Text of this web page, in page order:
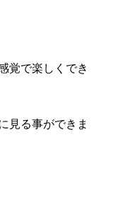
覚で楽しくでき
見る事ができま